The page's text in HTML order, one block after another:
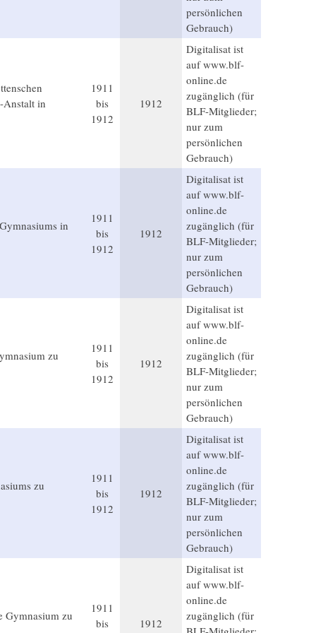
persönlichen
Gebrauch)
Anstalt in
1911
bis
1912
1912
Digitalisat ist
auf www.blf-
online.de
zugänglich (für
BLF-Mitglieder;
nur zum
persönlichen
Gebrauch)
in
1911
bis
1912
1912
Digitalisat ist
auf www.blf-
online.de
zugänglich (für
BLF-Mitglieder;
nur zum
persönlichen
Gebrauch)
zu
1911
bis
1912
1912
Digitalisat ist
auf www.blf-
online.de
zugänglich (für
BLF-Mitglieder;
nur zum
persönlichen
Gebrauch)
zu
1911
bis
1912
1912
Digitalisat ist
auf www.blf-
online.de
zugänglich (für
BLF-Mitglieder;
nur zum
persönlichen
Gebrauch)
Gymnasium zu
1911
bis
1912
Digitalisat ist
auf www.blf-
online.de
zugänglich (für